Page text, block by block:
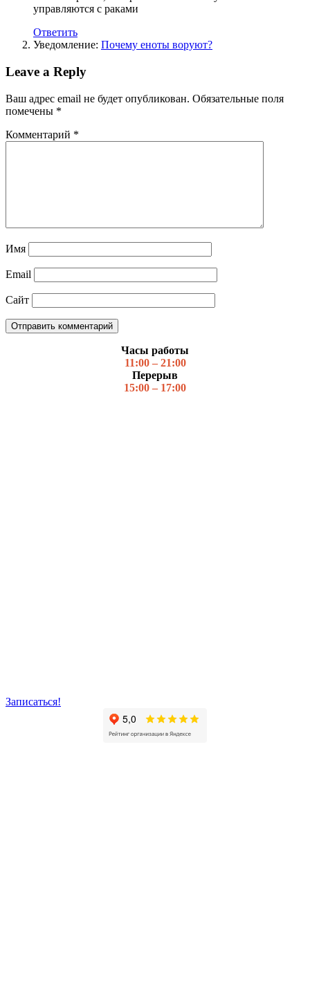
управляются с раками
Ответить
Уведомление: Почему еноты воруют?
Leave a Reply
Ваш адрес email не будет опубликован. Обязательные поля
помечены *
Комментарий *
Имя
Email
Сайт
Часы работы
11:00 – 21:00
Перерыв
15:00 – 17:00
Записаться!